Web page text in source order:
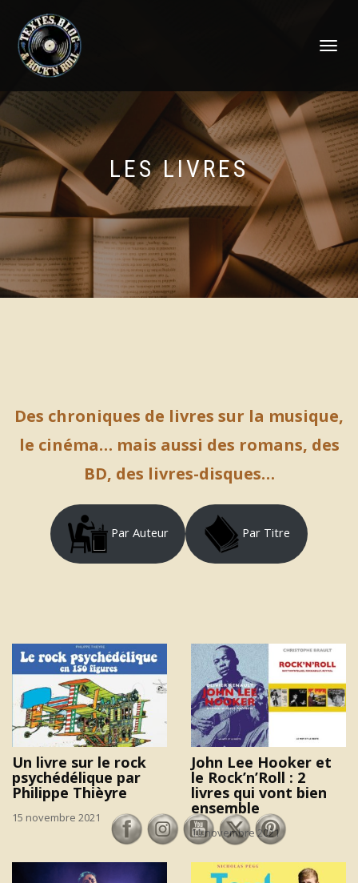
DÉPLIER
LES LIVRES
Des chroniques de livres sur la musique,
le cinéma… mais aussi des romans, des
BD, des livres-disques…
Par Auteur Par Titre
Un livre sur le rock
psychédélique par
Philippe Thièyre
15 novembre 2021
John Lee Hooker et
le Rock’n’Roll : 2
livres qui vont bien
ensemble
10 novembre 2021